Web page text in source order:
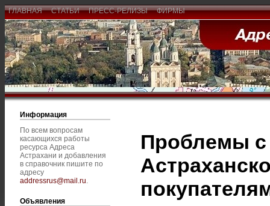
ГЛАВНАЯ СТАТЬИ ПРЕСС-РЕЛИЗЫ ФИРМЫ
Информация
По всем вопросам
касающихся работы
ресурса Адреса
Астрахани и добавления
в справочник пишите по
адресу
addressrus@mail.ru.
Объявления
Проблемы с